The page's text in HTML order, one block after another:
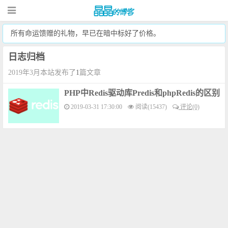
所有命运馈赠的礼物，早已在暗中标好了价格。
日志归档
2019年3月本站发布了 1篇文章
PHP中Redis驱动库Predis和phpRedis的区别
2019-03-31 17:30:00 阅读(15437) 评论(0)